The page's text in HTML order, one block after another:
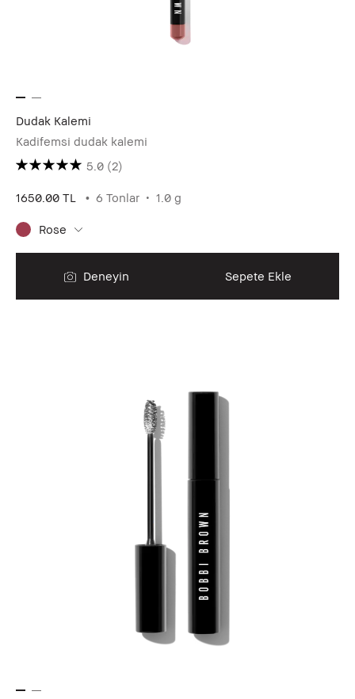
Dudak Kalemi
Kadifemsi dudak kalemi
5.0 (2)
1650.00 TL 6 Tonlar 1.0 g
Rose
Deneyin Sepete Ekle